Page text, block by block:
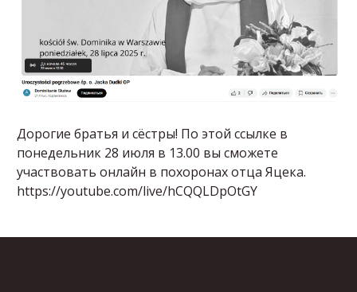
Дорогие братья и сёстры! По этой ссылке в
понедельник 28 июля в 13.00 вы сможете
участвовать онлайн в похоронах отца Яцека.
https://youtube.com/live/hCQQLDpOtGY